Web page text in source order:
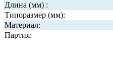
Длина (мм) :
Типоразмер (мм):
Материал:
Партия: